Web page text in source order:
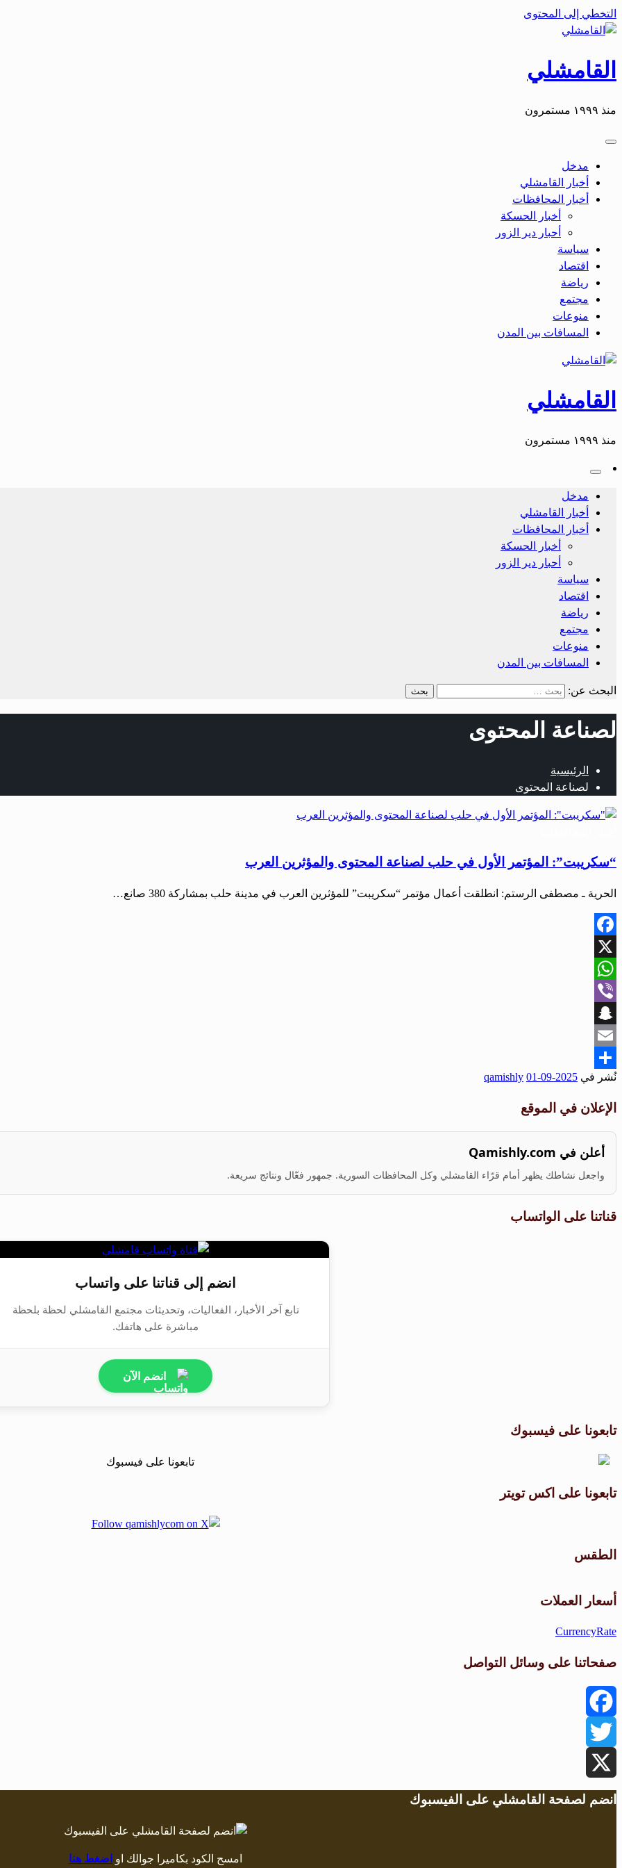
التخطي إلى المحتوى
القامشلي
منذ ١٩٩٩ مستمرون
مدخل
أخبار القامشلي
أخبار المحافظات
أخبار الحسكة
أحبار دير الزور
سياسة
اقتصاد
رياضة
مجتمع
منوعات
المسافات بين المدن
القامشلي
منذ ١٩٩٩ مستمرون
مدخل
أخبار القامشلي
أخبار المحافظات
أخبار الحسكة
أحبار دير الزور
سياسة
اقتصاد
رياضة
مجتمع
منوعات
المسافات بين المدن
البحث عن:
لصناعة المحتوى
الرئيسية
لصناعة المحتوى
“سكريبت”: المؤتمر الأول في حلب لصناعة المحتوى والمؤثرين العرب
الحرية ـ مصطفى الرستم: انطلقت أعمال مؤتمر “سكريبت” للمؤثرين العرب في مدينة حلب بمشاركة 380 صانع…
Facebook
X
WhatsApp
Viber
Snapchat
Email
Share
نُشر في 2025-09-01
qamishly
الإعلان في الموقع
أعلن في Qamishly.com
واجعل نشاطك يظهر أمام قرّاء القامشلي وكل المحافظات السورية. جمهور فعّال ونتائج سريعة.
قناتنا على الواتساب
انضم إلى قناتنا على واتساب
تابع آخر الأخبار، الفعاليات، وتحديثات مجتمع القامشلي لحظة بلحظة
مباشرة على هاتفك.
انضم الآن
تابعونا على فيسبوك
تابعونا على اكس تويتر
الطقس
أسعار العملات
CurrencyRate
صفحاتنا على وسائل التواصل
Facebook
Twitter
X
انضم لصفحة القامشلي على الفيسبوك
امسح الكود بكاميرا جوالك او اضغط هنا